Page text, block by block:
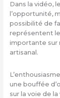
Dans la vidéo,
l’opportunité,
possibilité de
représentent
importante sur
artisanal.
une bouffée
sur la voie de